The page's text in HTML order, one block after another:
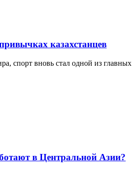
казахстанцев
спорт вновь стал одной из
в Центральной Азии?